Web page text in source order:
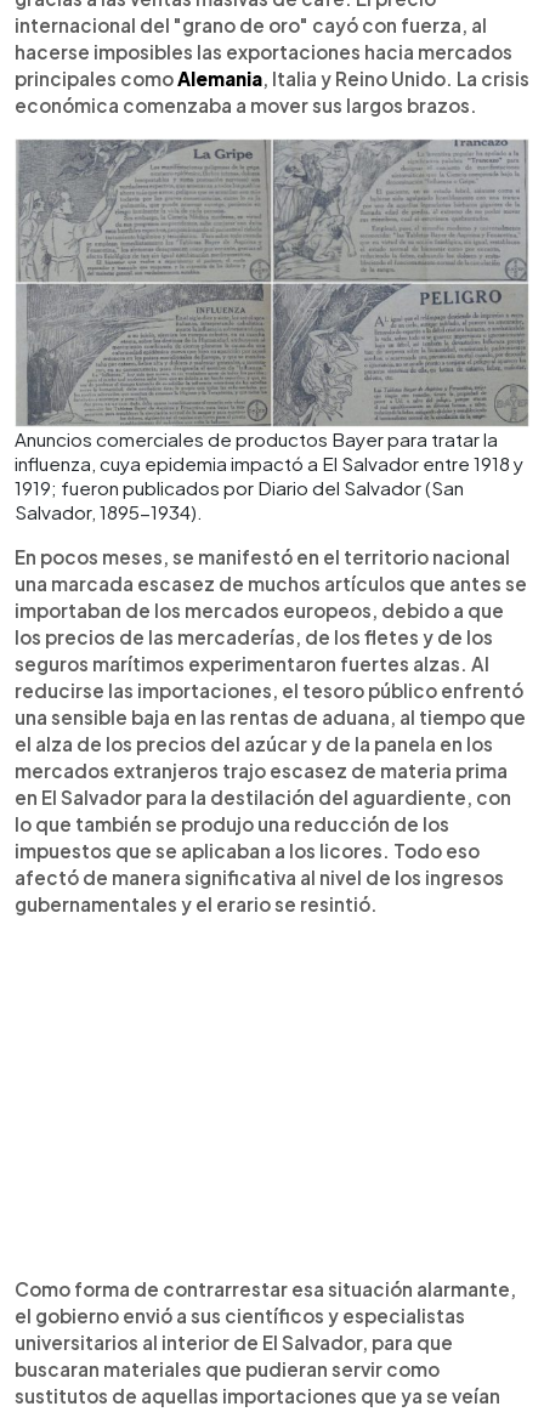
internacional del "grano de oro" cayó con fuerza, al
hacerse imposibles las exportaciones hacia mercados
principales como Alemania , Italia y Reino Unido. La crisis
económica comenzaba a mover sus largos brazos.
Anuncios comerciales de productos Bayer para tratar la
influenza, cuya epidemia impactó a El Salvador entre 1918 y
1919; fueron publicados por Diario del Salvador (San
Salvador, 1895-1934).
En pocos meses, se manifestó en el territorio nacional
una marcada escasez de muchos artículos que antes se
importaban de los mercados europeos, debido a que
los precios de las mercaderías, de los fletes y de los
seguros marítimos experimentaron fuertes alzas. Al
reducirse las importaciones, el tesoro público enfrentó
una sensible baja en las rentas de aduana, al tiempo que
el alza de los precios del azúcar y de la panela en los
mercados extranjeros trajo escasez de materia prima
en El Salvador para la destilación del aguardiente, con
lo que también se produjo una reducción de los
impuestos que se aplicaban a los licores. Todo eso
afectó de manera significativa al nivel de los ingresos
gubernamentales y el erario se resintió.
Como forma de contrarrestar esa situación alarmante,
el gobierno envió a sus científicos y especialistas
universitarios al interior de El Salvador, para que
buscaran materiales que pudieran servir como
sustitutos de aquellas importaciones que ya se veían